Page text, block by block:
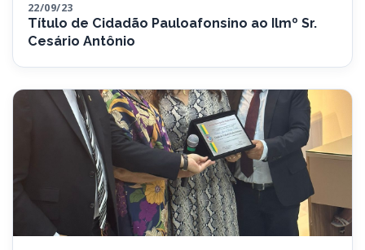
22/09/23
Título de Cidadão Pauloafonsino ao Ilmº Sr.
Cesário Antônio